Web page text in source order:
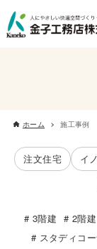
ホーム 施工事例
注文住宅 イ
3階建 2階建
スタディコ